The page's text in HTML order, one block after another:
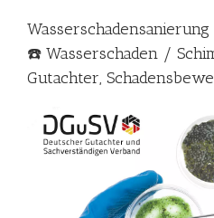
☎️ Wasserschaden /
Gutachter,